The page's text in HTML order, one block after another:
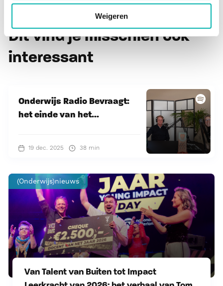
Weigeren
Dit vind je misschien ook
interessant
Onderwijs Radio Bevraagt:
het einde van het...
19 dec. 2025 38 min
(Onderwijs)nieuws
Van Talent van Buiten tot Impact